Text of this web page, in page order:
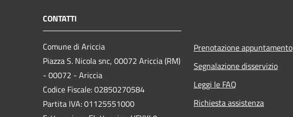
CONTATTI
Comune di Ariccia
Piazza S. Nicola snc, 00072 Ariccia (RM)
- 00072 - Ariccia
Codice Fiscale: 02850270584
Partita IVA: 01125551000
Prenotazione appuntamento
Segnalazione disservizio
Leggi le FAQ
Richiesta assistenza